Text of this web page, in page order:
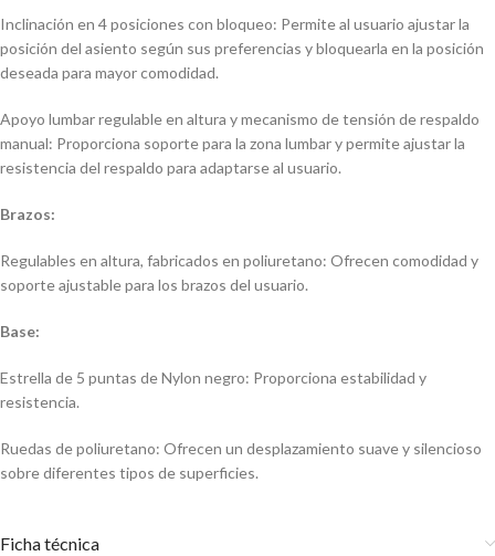
Inclinación en 4 posiciones con bloqueo: Permite al usuario ajustar la
posición del asiento según sus preferencias y bloquearla en la posición
deseada para mayor comodidad.
Apoyo lumbar regulable en altura y mecanismo de tensión de respaldo
manual: Proporciona soporte para la zona lumbar y permite ajustar la
resistencia del respaldo para adaptarse al usuario.
Brazos:
Regulables en altura, fabricados en poliuretano: Ofrecen comodidad y
soporte ajustable para los brazos del usuario.
Base:
Estrella de 5 puntas de Nylon negro: Proporciona estabilidad y
resistencia.
Ruedas de poliuretano: Ofrecen un desplazamiento suave y silencioso
sobre diferentes tipos de superficies.
Ficha técnica